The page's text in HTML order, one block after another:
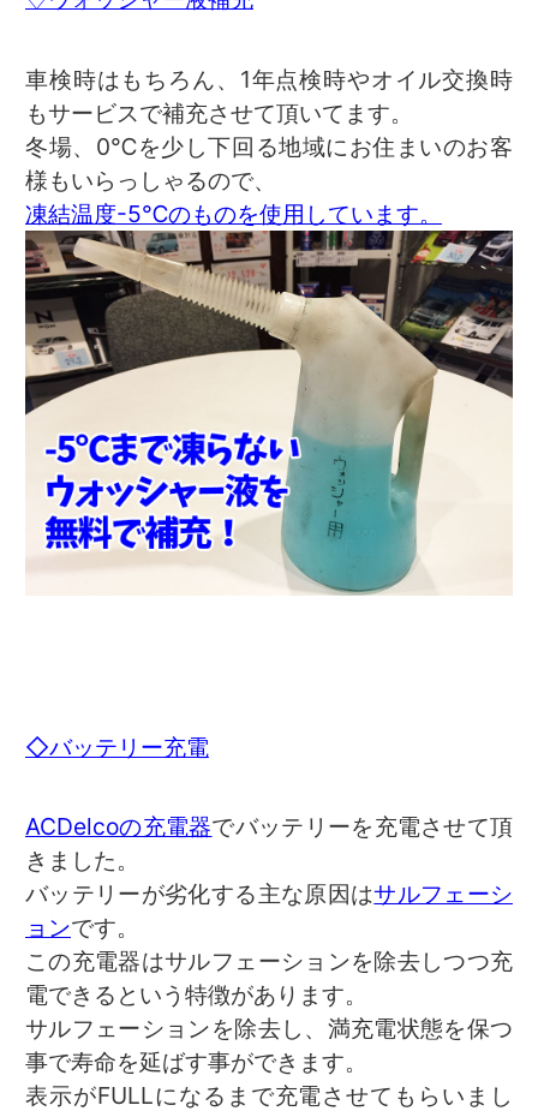
車検時はもちろん、1年点検時やオイル交換時
もサービスで補充させて頂いてます。
冬場、0℃を少し下回る地域にお住まいのお客
様もいらっしゃるので、
凍結温度-5℃のものを使用しています。
◇バッテリー充電
ACDelcoの充電器でバッテリーを充電させて頂
きました。
バッテリーが劣化する主な原因はサルフェーシ
ョンです。
この充電器はサルフェーションを除去しつつ充
電できるという特徴があります。
サルフェーションを除去し、満充電状態を保つ
事で寿命を延ばす事ができます。
表示がFULLになるまで充電させてもらいまし